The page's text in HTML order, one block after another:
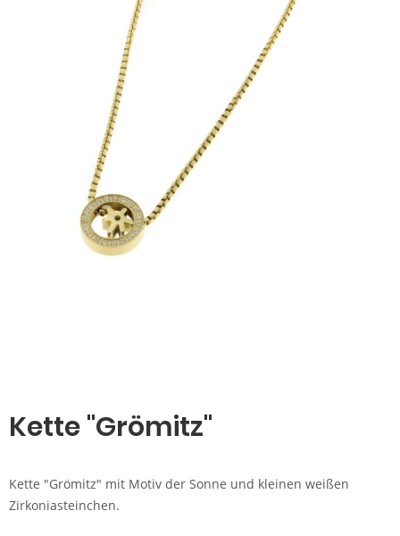
Kette "Grömitz"
Kette "Grömitz" mit Motiv der Sonne und kleinen weißen
Zirkoniasteinchen.